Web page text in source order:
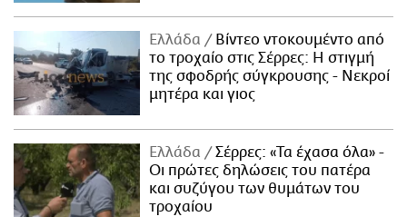
Ελλάδα
Βίντεο ντοκουμέντο από
το τροχαίο στις Σέρρες: Η στιγμή
της σφοδρής σύγκρουσης - Νεκροί
μητέρα και γιος
Ελλάδα
Σέρρες: «Τα έχασα όλα» -
Οι πρώτες δηλώσεις του πατέρα
και συζύγου των θυμάτων του
τροχαίου